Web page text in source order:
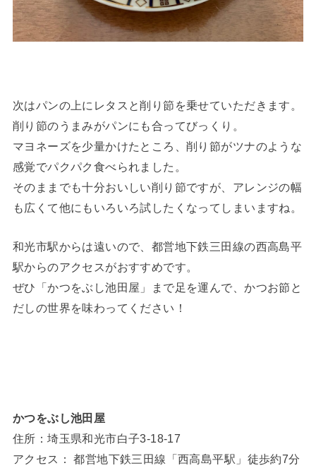
次はパンの上にレタスと削り節を乗せていただきます。
削り節のうまみがパンにも合ってびっくり。
マヨネーズを少量かけたところ、削り節がツナのような
感覚でパクパク食べられました。
そのままでも十分おいしい削り節ですが、アレンジの幅
も広くて他にもいろいろ試したくなってしまいますね。
和光市駅からは遠いので、都営地下鉄三田線の西高島平
駅からのアクセスがおすすめです。
ぜひ「かつをぶし池田屋」まで足を運んで、かつお節と
だしの世界を味わってください！
かつをぶし池田屋
住所：埼玉県和光市白子3-18-17
アクセス： 都営地下鉄三田線「西高島平駅」徒歩約7分